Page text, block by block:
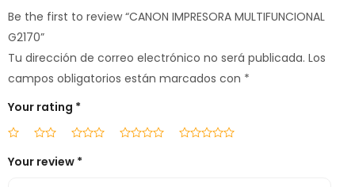
Be the first to review “CANON IMPRESORA MULTIFUNCIONAL
G2170”
Tu dirección de correo electrónico no será publicada. Los
campos obligatorios están marcados con *
Your rating *
Your review *